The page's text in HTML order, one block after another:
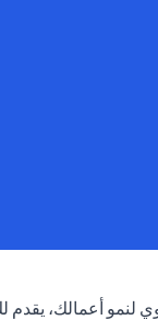
لنمو أعمالك،